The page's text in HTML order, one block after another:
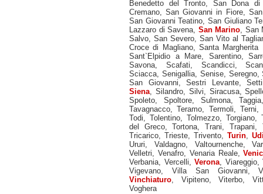
Benedetto del Tronto, San Dona di
Cremano,San Giovanni in Fiore,
San Giovanni Teatino, San Giuliano
Lazzaro di Savena, San Marino, San
Salvo, San Severo, San Vito al
Croce di Magliano,Santa Margherita
Sant`Elpidio a Mare, Sarentino,
Savona, Scafati, Scandicci,
Sciacca, Senigallia, Senise, Seregno,
San Giovanni, Sestri Levante,
Siena, Silandro, Silvi, Siracusa,
Spoleto, Spoltore, Sulmona,Taggia
Tavagnacco,Teramo, Termoli,Terni,
Todi, Tolentino, Tolmezzo, Torgiano,
del Greco,Tortona,Trani, Trapani,
Tricarico, Trieste, Trivento, Turin,
Ururi, Valdagno, Valtournenche,
Velletri, Venafro, Venaria Reale,
Verbania, Vercelli, Verona, Viareggio,
Vigevano, Villa San Giovanni,
Vinchiaturo, Vipiteno,Viterbo,
Voghera